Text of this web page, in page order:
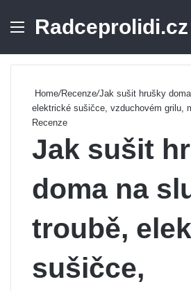
Menu
Radceprolidi.cz
Home/Recenze/Jak sušit hrušky
elektrické sušičce, vzduchovém grilu,
Recenze
Jak sušit
doma na
troubě,
sušičce,